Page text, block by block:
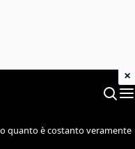
quanto è costanto veramente
×